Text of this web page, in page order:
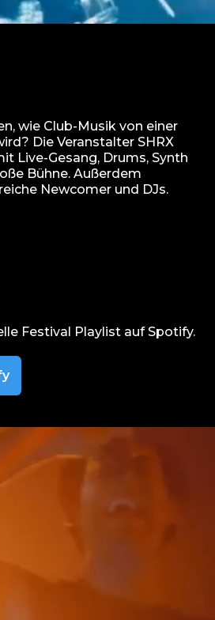
wie Club-Musik von einer
Die Veranstalter SHRX
Live-Gesang, Drums, Synth
Bühne. Außerdem
Newcomer und DJs.
Festival Playlist auf Spotify.